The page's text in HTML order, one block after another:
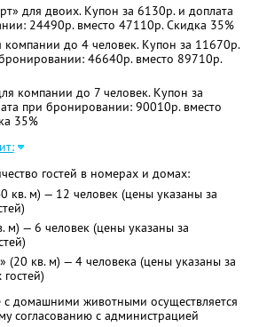
для двоих. Купон за 6130р. и доплата
24490р. вместо 47110р. Скидка 35%
до 4 человек. Купон за 11670р.
46640р. вместо 89710р.
компании до 7 человек. Купон за
при бронировании: 90010р. вместо
35%
гостей в номерах и домах:
кв. м) — 12 человек (цены указаны за
м) — 6 человек (цены указаны за
(20 кв. м) — 4 человека (цены указаны за
домашними животными осуществляется
согласованию с администрацией